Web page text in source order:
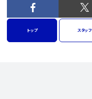
トップ スタッフ